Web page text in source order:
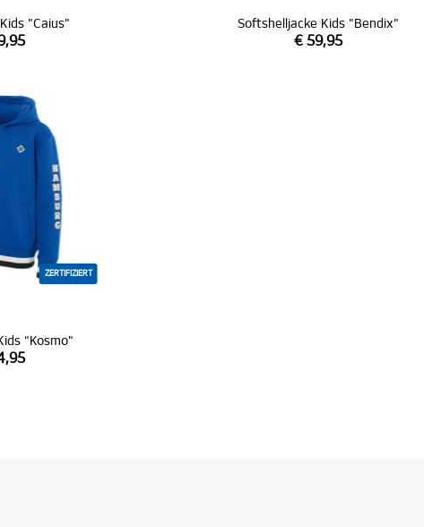
"Caius" Softshelljacke Kids "Bendix"
€ 59,95
ZERTIFIZIERT
"Kosmo"